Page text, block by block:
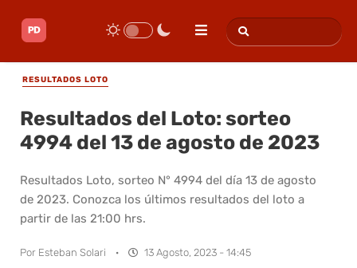
RESULTADOS LOTO
Resultados del Loto: sorteo
4994 del 13 de agosto de 2023
Resultados Loto, sorteo N° 4994 del día 13 de agosto
de 2023. Conozca los últimos resultados del loto a
partir de las 21:00 hrs.
Por Esteban Solari · 13 Agosto, 2023 - 14:45